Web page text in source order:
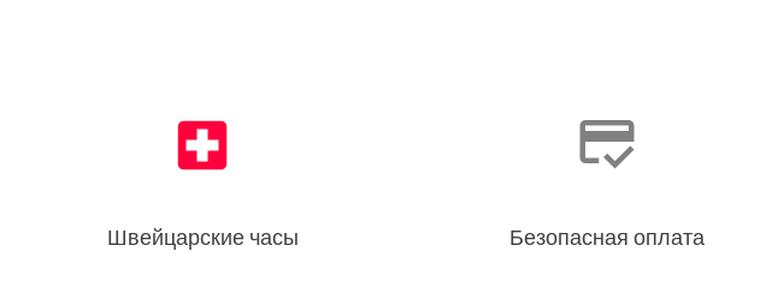
Швейцарские часы Безопасная оплата